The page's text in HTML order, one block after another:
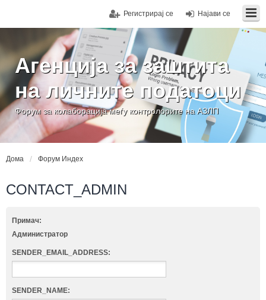
Најави се
Регистрирај се
Агенција за заштита
на личните податоци
Форум за колаборација меѓу контролорите на АЗЛП
Дома Форум Индех
CONTACT_ADMIN
Примач:
Администратор
SENDER_EMAIL_ADDRESS:
SENDER_NAME: